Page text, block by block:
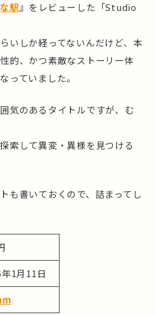
駅』をレビューした「Studio
いしか経ってないんだけど、本
的、かつ素敵なストーリー体
っていました。
気のあるタイトルですが、む
索して異変・異様を見つける
も書いておくので、詰まってし
1月11日